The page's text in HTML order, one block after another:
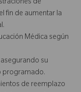
de
fin de aumentar la
Médica según
su
programado.
de reemplazo